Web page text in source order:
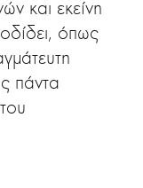
και εκείνη
όπως
πάντα